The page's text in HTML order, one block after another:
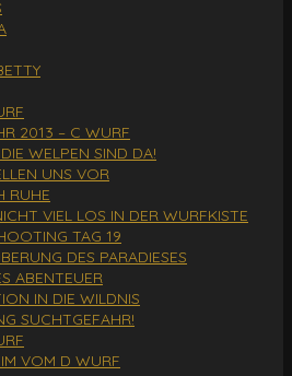
2013 – C WURF
WELPEN SIND DA!
UNS VOR
RUHE
VIEL LOS IN DER WURFKISTE
TAG 19
DES PARADIESES
ABENTEUER
IN DIE WILDNIS
SUCHTGEFAHR!
VOM D WURF